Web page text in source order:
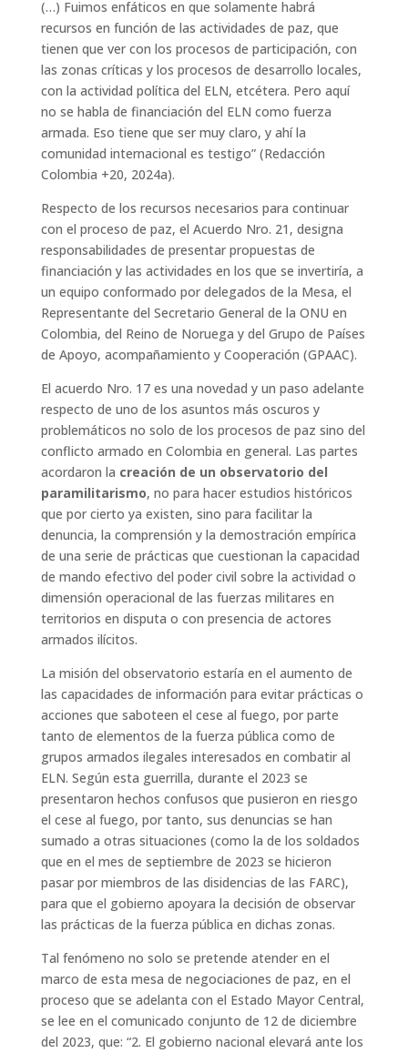
(…) Fuimos enfáticos en que solamente habrá
recursos en función de las actividades de paz, que
tienen que ver con los procesos de participación, con
las zonas críticas y los procesos de desarrollo locales,
con la actividad política del ELN, etcétera. Pero aquí
no se habla de financiación del ELN como fuerza
armada. Eso tiene que ser muy claro, y ahí la
comunidad internacional es testigo” (Redacción
Colombia +20, 2024a).
Respecto de los recursos necesarios para continuar
con el proceso de paz, el Acuerdo Nro. 21, designa
responsabilidades de presentar propuestas de
financiación y las actividades en los que se invertiría, a
un equipo conformado por delegados de la Mesa, el
Representante del Secretario General de la ONU en
Colombia, del Reino de Noruega y del Grupo de Países
de Apoyo, acompañamiento y Cooperación (GPAAC).
El acuerdo Nro. 17 es una novedad y un paso adelante
respecto de uno de los asuntos más oscuros y
problemáticos no solo de los procesos de paz sino del
conflicto armado en Colombia en general. Las partes
acordaron la creación de un observatorio del
paramilitarismo, no para hacer estudios históricos
que por cierto ya existen, sino para facilitar la
denuncia, la comprensión y la demostración empírica
de una serie de prácticas que cuestionan la capacidad
de mando efectivo del poder civil sobre la actividad o
dimensión operacional de las fuerzas militares en
territorios en disputa o con presencia de actores
armados ilícitos.
La misión del observatorio estaría en el aumento de
las capacidades de información para evitar prácticas o
acciones que saboteen el cese al fuego, por parte
tanto de elementos de la fuerza pública como de
grupos armados ilegales interesados en combatir al
ELN. Según esta guerrilla, durante el 2023 se
presentaron hechos confusos que pusieron en riesgo
el cese al fuego, por tanto, sus denuncias se han
sumado a otras situaciones (como la de los soldados
que en el mes de septiembre de 2023 se hicieron
pasar por miembros de las disidencias de las FARC),
para que el gobierno apoyara la decisión de observar
las prácticas de la fuerza pública en dichas zonas.
Tal fenómeno no solo se pretende atender en el
marco de esta mesa de negociaciones de paz, en el
proceso que se adelanta con el Estado Mayor Central,
se lee en el comunicado conjunto de 12 de diciembre
del 2023, que: “2. El gobierno nacional elevará ante los